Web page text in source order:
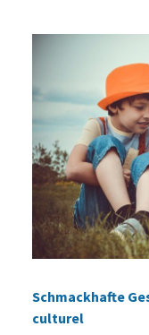
Schmackhafte
culturel